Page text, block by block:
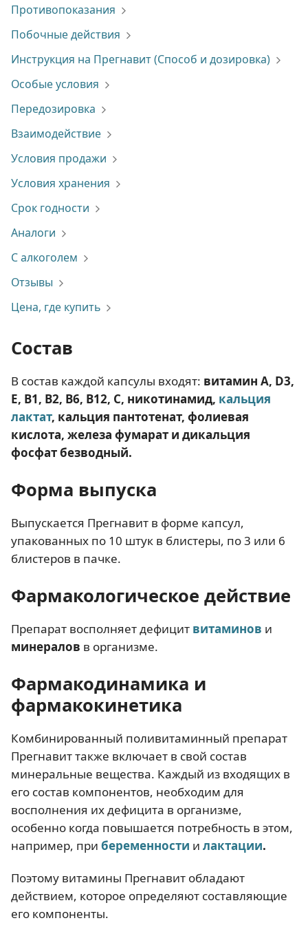
Противопоказания
Побочные действия
Инструкция на Прегнавит (Способ и дозировка)
Особые условия
Передозировка
Взаимодействие
Условия продажи
Условия хранения
Срок годности
Аналоги
С алкоголем
Отзывы
Цена, где купить
Состав
В состав каждой капсулы входят: витамин А, D3,
Е, В1, В2, В6, В12, С, никотинамид, кальция
лактат, кальция пантотенат, фолиевая
кислота, железа фумарат и дикальция
фосфат безводный.
Форма выпуска
Выпускается Прегнавит в форме капсул,
упакованных по 10 штук в блистеры, по 3 или 6
блистеров в пачке.
Фармакологическое действие
Препарат восполняет дефицит витаминов и
минералов в организме.
Фармакодинамика и
фармакокинетика
Комбинированный поливитаминный препарат
Прегнавит также включает в свой состав
минеральные вещества. Каждый из входящих в
его состав компонентов, необходим для
восполнения их дефицита в организме,
особенно когда повышается потребность в этом,
например, при беременности и лактации.
Поэтому витамины Прегнавит обладают
действием, которое определяют составляющие
его компоненты.